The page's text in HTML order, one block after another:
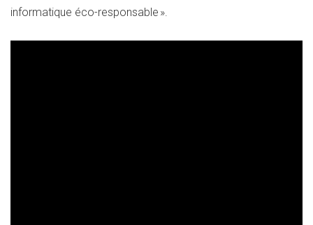
informatique éco-responsable ».